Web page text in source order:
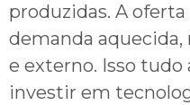
produzidas. A oferta
demanda
e externo. Isso tudo
investir em